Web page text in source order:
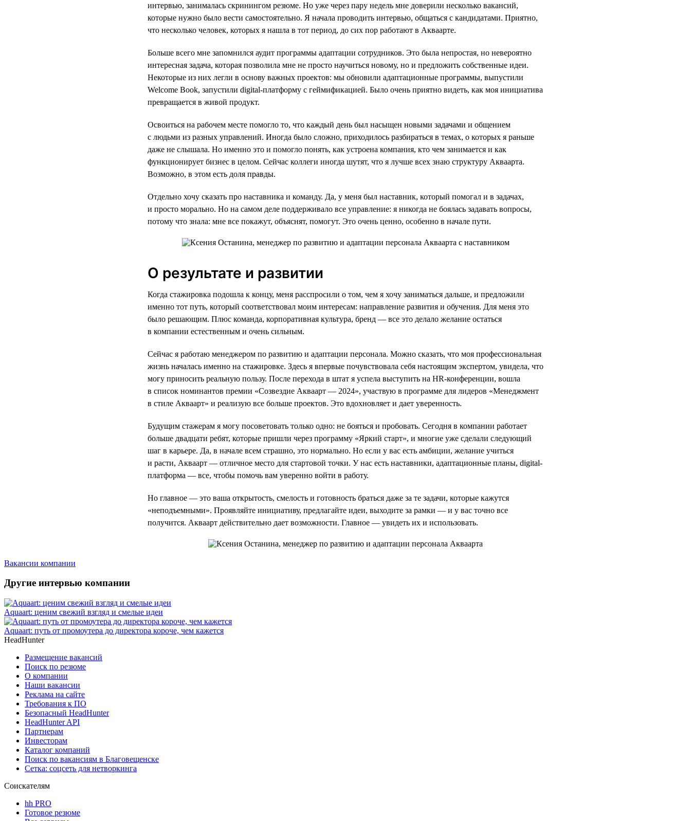
интервью, занималась скринингом резюме. Но уже через пару недель мне доверили несколько вакансий,
которые нужно было вести самостоятельно. Я начала проводить интервью, общаться с кандидатами. Приятно,
что несколько человек, которых я нашла в тот период, до сих пор работают в Акваарте.
Больше всего мне запомнился аудит программы адаптации сотрудников. Это была непростая, но невероятно
интересная задача, которая позволила мне не просто научиться новому, но и предложить собственные идеи.
Некоторые из них легли в основу важных проектов: мы обновили адаптационные программы, выпустили
Welcome Book, запустили digital-платформу с геймификацией. Было очень приятно видеть, как моя инициатива
превращается в живой продукт.
Освоиться на рабочем месте помогло то, что каждый день был насыщен новыми задачами и общением
с людьми из разных управлений. Иногда было сложно, приходилось разбираться в темах, о которых я раньше
даже не слышала. Но именно это и помогло понять, как устроена компания, кто чем занимается и как
функционирует бизнес в целом. Сейчас коллеги иногда шутят, что я лучше всех знаю структуру Акваарта.
Возможно, в этом есть доля правды.
Отдельно хочу сказать про наставника и команду. Да, у меня был наставник, который помогал и в задачах,
и просто морально. Но на самом деле поддерживало все управление: я никогда не боялась задавать вопросы,
потому что знала: мне все покажут, объяснят, помогут. Это очень ценно, особенно в начале пути.
О результате и развитии
Когда стажировка подошла к концу, меня расспросили о том, чем я хочу заниматься дальше, и предложили
именно тот путь, который соответствовал моим интересам: направление развития и обучения. Для меня это
было решающим. Плюс команда, корпоративная культура, бренд — все это делало желание остаться
в компании естественным и очень сильным.
Сейчас я работаю менеджером по развитию и адаптации персонала. Можно сказать, что моя профессиональная
жизнь началась именно на стажировке. Здесь я впервые почувствовала себя настоящим экспертом, увидела, что
могу приносить реальную пользу. После перехода в штат я успела выступить на HR-конференции, вошла
в список номинантов премии «Созвездие Акваарт — 2024», участвую в программе для лидеров «Менеджмент
в стиле Акваарт» и реализую все больше проектов. Это вдохновляет и дает уверенность.
Будущим стажерам я могу посоветовать только одно: не бояться и пробовать. Сегодня в компании работает
больше двадцати ребят, которые пришли через программу «Яркий старт», и многие уже сделали следующий
шаг в карьере. Да, в начале всем страшно, это нормально. Но если у вас есть амбиции, желание учиться
и расти, Акваарт — отличное место для стартовой точки. У нас есть наставники, адаптационные планы, digital-
платформа — все, чтобы помочь вам уверенно войти в работу.
Но главное — это ваша открытость, смелость и готовность браться даже за те задачи, которые кажутся
«неподъемными». Проявляйте инициативу, предлагайте идеи, выходите за рамки — и у вас точно все
получится. Акваарт действительно дает возможности. Главное — увидеть их и использовать.
Вакансии компании
Другие интервью компании
Aquaart: ценим свежий взгляд и смелые идеи
Aquaart: путь от промоутера до директора короче, чем кажется
HeadHunter
Размещение вакансий
Поиск по резюме
О компании
Наши вакансии
Реклама на сайте
Требования к ПО
Безопасный HeadHunter
HeadHunter API
Партнерам
Инвесторам
Каталог компаний
Поиск по вакансиям в Благовещенске
Сетка: соцсеть для нетворкинга
Соискателям
hh PRO
Готовое резюме